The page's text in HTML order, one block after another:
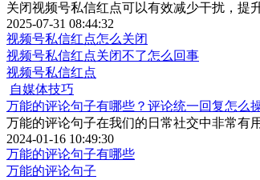
关闭视频号私信红点可以有效减少干扰，提
2025-07-31 08:44:32
视频号私信红点怎么关闭
视频号私信红点关闭不了怎么回事
视频号私信红点
自媒体技巧
万能的评论句子有哪些？评论统一回复怎么
万能的评论句子在我们的日常社交中非常有
2024-01-16 10:49:30
万能的评论句子有哪些
万能的评论句子